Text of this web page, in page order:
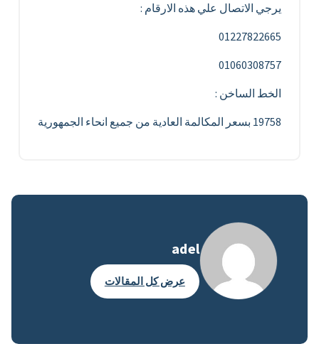
يرجي الاتصال علي هذه الارقام :
01227822665
01060308757
الخط الساخن :
19758 بسعر المكالمة العادية من جميع انحاء الجمهورية
adel
عرض كل المقالات